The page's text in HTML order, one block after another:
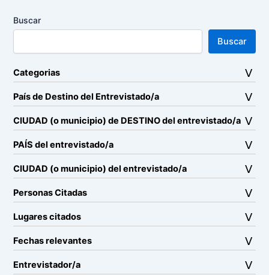
Buscar
Buscar
Categorias
País de Destino del Entrevistado/a
CIUDAD (o municipio) de DESTINO del entrevistado/a
PAÍS del entrevistado/a
CIUDAD (o municipio) del entrevistado/a
Personas Citadas
Lugares citados
Fechas relevantes
Entrevistador/a